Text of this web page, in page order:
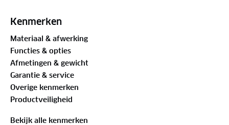
en 100%. Dit maakt de lamp geschikt als
verlichting om een boekje te lezen. De BC Tafellamp
met kap Sirius is een mooie lamp voor in de tent, de
caravan of gewoon voor in de tuin.
Tafellamp
Hoogte: 16,5 cm
Diameter: 13 cm
Kenmerken
Materiaal & afwerking
Functies & opties
Afmetingen & gewicht
Garantie & service
Overige kenmerken
Productveiligheid
Bekijk alle kenmerken